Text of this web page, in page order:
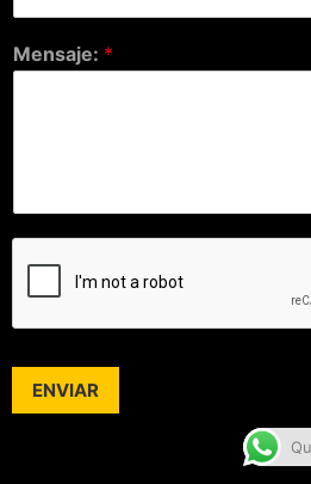
Mensaje: *
ENVIAR